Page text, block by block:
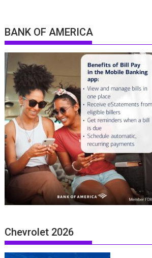
BANK OF AMERICA
Chevrolet 2026